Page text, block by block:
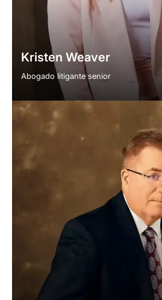
Kristen Weaver
Abogado litigante senior